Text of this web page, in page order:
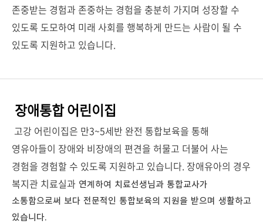
존중받는 경험과 존중하는 경험을 충분히 가지며 성장할 수
있도록 도모하여 미래 사회를 행복하게 만드는 사람이 될 수
있도록 지원하고 있습니다.
장애통합 어린이집
고강 어린이집은 만3~5세반 완전 통합보육을 통해
영유아들이 장애와 비장애의 편견을 허물고 더불어 사는
경험을 경험할 수 있도록 지원하고 있습니다. 장애유아의 경우
복지관 치료실과 연계하여 치료선생님과 통합교사가
소통함으로써 보다 전문적인 통합보육의 지원을 받으며 생활하고
있습니다.